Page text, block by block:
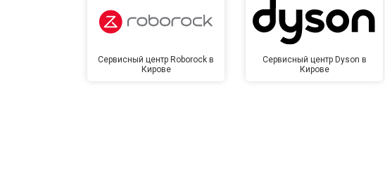
Сервисный центр Roborock в
Кирове
Сервисный центр Dyson в
Кирове